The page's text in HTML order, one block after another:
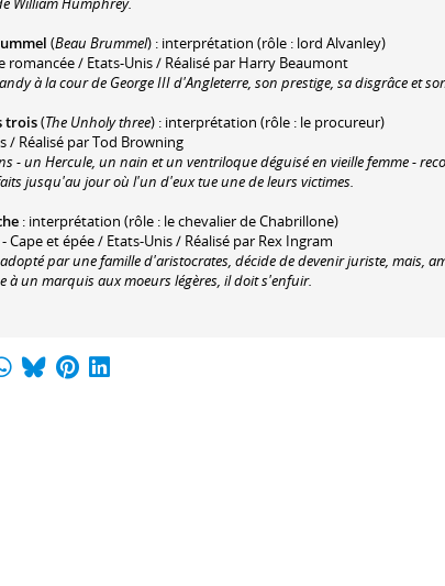
(Beau Brummel) : interprétation (rôle : lord Alvanley)
romancée / Etats-Unis / Réalisé par Harry Beaumont
à la cour de George III d'Angleterre, son prestige, sa disgrâce et
trois(The Unholy three) : interprétation (rôle : le procureur)
/ Réalisé par Tod Browning
- un Hercule, un nain et un ventriloque déguisé en vieille femme -
jusqu'au jour où l'un d'eux tue une de leurs victimes.
: interprétation (rôle : le chevalier de Chabrillone)
Cape et épée / Etats-Unis / Réalisé par Rex Ingram
par une famille d'aristocrates, décide de devenir juriste, mais,
à un marquis aux moeurs légères, il doit s'enfuir.